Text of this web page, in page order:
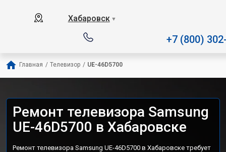
Хабаровск ▼
+7 (800)
Главная / Телевизор / UE-46D5700
Ремонт телевизора Samsung
UE-46D5700 в Хабаровске
Ремонт телевизора Samsung UE-46D5700 в Хабаровске требует